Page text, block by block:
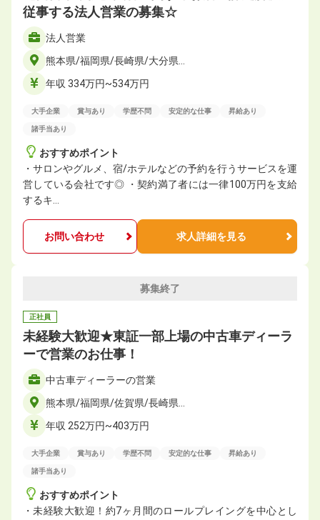
従事する法人営業の募集☆
法人営業
熊本県/福岡県/長崎県/大分県…
年収 334万円~534万円
大手企業 賞与あり 学歴不問 安定的な仕事 昇給あり
諸手当あり
おすすめポイント
・サロンやグルメ、宿/ホテルなどの予約を行うサービスを運
営している会社です◎ ・契約満了者には一律100万円を支給
するキ…
お問い合わせ 求人詳細を見る
募集終了
正社員
未経験大歓迎★東証一部上場の中古車ディーラ
ーで営業のお仕事！
中古車ディーラーの営業
熊本県/福岡県/佐賀県/長崎県…
年収 252万円~403万円
大手企業 賞与あり 学歴不問 安定的な仕事 昇給あり
諸手当あり
おすすめポイント
・未経験大歓迎！約7ヶ月間のロールプレイングを中心とし